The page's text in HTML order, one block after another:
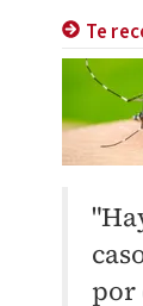
Te
por